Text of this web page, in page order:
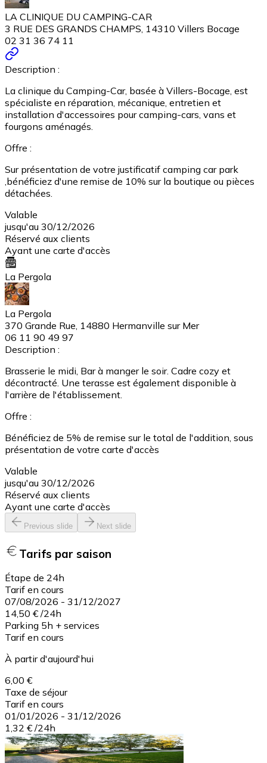
LA CLINIQUE DU CAMPING-CAR
3 RUE DES GRANDS CHAMPS, 14310 Villers Bocage
02 31 36 74 11
Description :
La clinique du Camping-Car, basée à Villers-Bocage, est
spécialiste en réparation, mécanique, entretien et
installation d'accessoires pour camping-cars, vans et
fourgons aménagés.
Offre :
Sur présentation de votre justificatif camping car park
,bénéficiez d'une remise de 10% sur la boutique ou pièces
détachées.
Valable
jusqu'au 30/12/2026
Réservé aux clients
Ayant une carte d'accès
La Pergola
La Pergola
370 Grande Rue, 14880 Hermanville sur Mer
06 11 90 49 97
Description :
Brasserie le midi, Bar à manger le soir. Cadre cozy et
décontracté. Une terasse est également disponible à
l'arrière de l'établissement.
Offre :
Bénéficiez de 5% de remise sur le total de l'addition, sous
présentation de votre carte d'accès
Valable
jusqu'au 30/12/2026
Réservé aux clients
Ayant une carte d'accès
Previous slide Next slide
Tarifs par saison
Étape de 24h
Tarif en cours
07/08/2026 - 31/12/2027
14,50 € /24h
Parking 5h + services
Tarif en cours
À partir d'aujourd'hui
6,00 €
Taxe de séjour
Tarif en cours
01/01/2026 - 31/12/2026
1,32 € /24h